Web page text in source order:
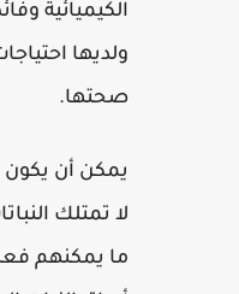
الكيميائية
ولديها
صحتها.
يمكن أن يكون
لا تمتلك
ما يمكنهم